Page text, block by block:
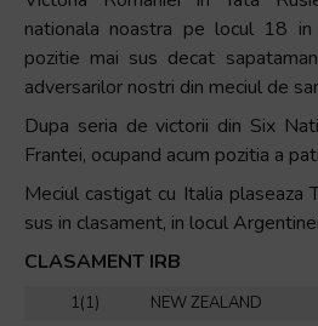
nationala noastra pe locul 18
pozitie mai sus decat
adversarilor nostri din meciul de
Dupa seria de victorii din Six
Frantei, ocupand acum pozitia a
Meciul castigat cu Italia plaseaza
sus in clasament, in locul
CLASAMENT IRB
1(1) NEW ZEALAND